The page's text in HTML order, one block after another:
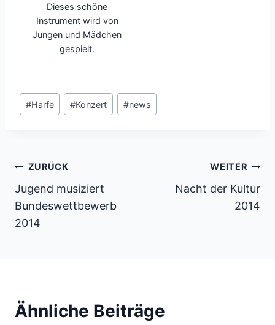
Dieses schöne
Instrument wird von
Jungen und Mädchen
gespielt.
Schlagworte:
#Harfe #Konzert #news
Beitragsnavigation
ZURÜCK
Jugend musiziert
Bundeswettbewerb
2014
WEITER
Nacht der Kultur
2014
Ähnliche Beiträge